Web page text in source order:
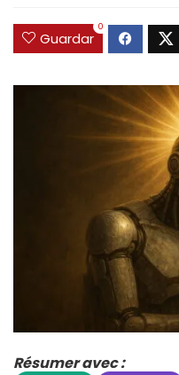
Guardar
0
Résumer avec :